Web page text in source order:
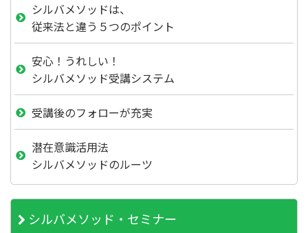
シルバメソッドは、
従来法と違う５つのポイント
安心！うれしい！
シルバメソッド受講システム
受講後のフォローが充実
潜在意識活用法
シルバメソッドのルーツ
シルバメソッド・セミナー